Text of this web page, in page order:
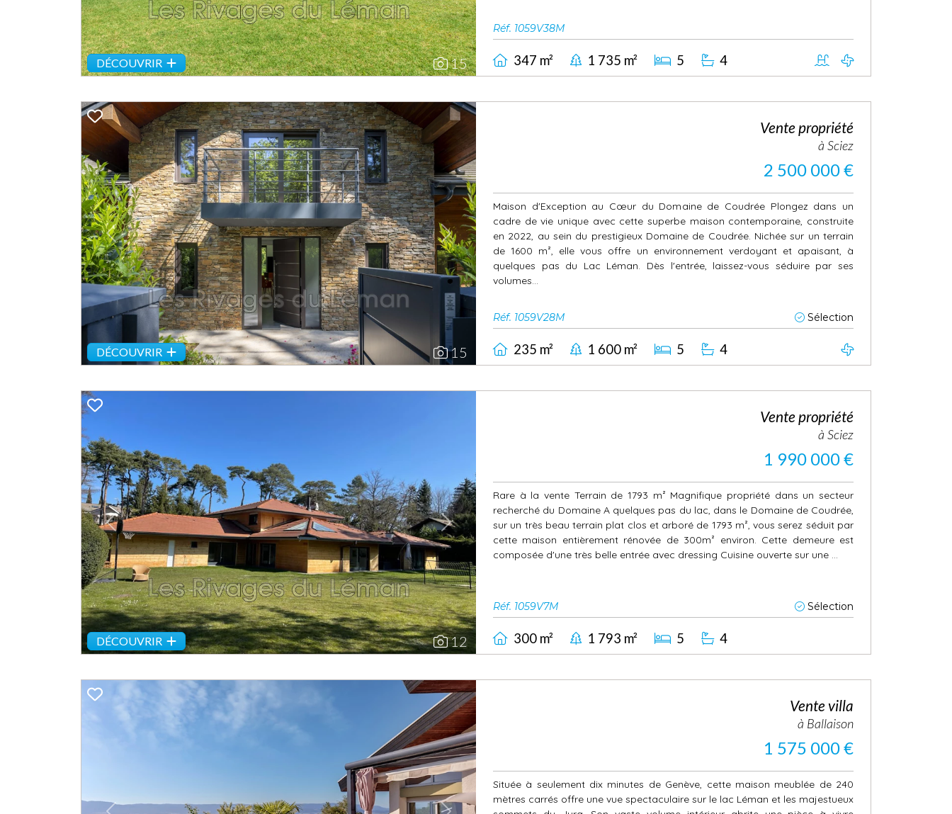
DÉCOUVRIR 15
Réf. 1059V38M
347 m² 1 735 m² 5 4
Previous Next
DÉCOUVRIR 15
Vente propriété
à Sciez
2 500 000 €
Maison d'Exception au Cœur du Domaine de Coudrée Plongez dans un
cadre de vie unique avec cette superbe maison contemporaine, construite
en 2022, au sein du prestigieux Domaine de Coudrée. Nichée sur un terrain
de 1600 m², elle vous offre un environnement verdoyant et apaisant, à
quelques pas du Lac Léman. Dès l'entrée, laissez-vous séduire par ses
volumes...
Réf. 1059V28M Sélection
235 m² 1 600 m² 5 4
Previous Next
DÉCOUVRIR 12
Vente propriété
à Sciez
1 990 000 €
Rare à la vente Terrain de 1793 m² Magnifique propriété dans un secteur
recherché du Domaine A quelques pas du lac, dans le Domaine de Coudrée,
sur un très beau terrain plat clos et arboré de 1793 m², vous serez séduit par
cette maison entièrement rénovée de 300m² environ. Cette demeure est
composée d'une très belle entrée avec dressing Cuisine ouverte sur une ...
Réf. 1059V7M Sélection
300 m² 1 793 m² 5 4
Vente villa
à Ballaison
1 575 000 €
Située à seulement dix minutes de Genève, cette maison meublée de 240
mètres carrés offre une vue spectaculaire sur le lac Léman et les majestueux